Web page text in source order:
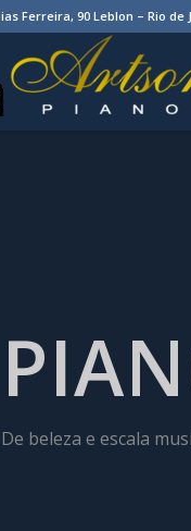
Ferreira, 90 Leblon – Rio de
De beleza e escala